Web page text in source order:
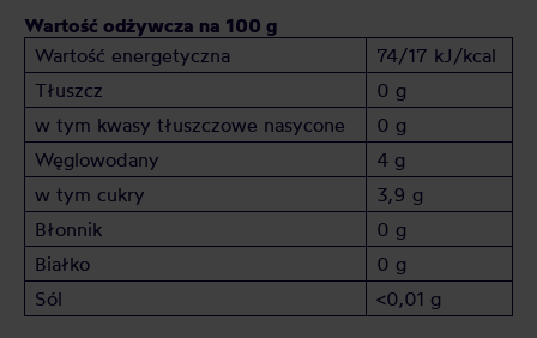
Wartość odżywcza na 100 g
Wartość energetyczna
74/17 kJ/kcal
Tłuszcz
0 g
w tym kwasy tłuszczowe nasycone
0 g
Węglowodany
4 g
w tym cukry
3,9 g
Błonnik
0 g
Białko
0 g
Sól
<0,01 g